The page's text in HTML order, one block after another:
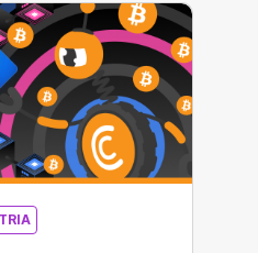
e atingiu 7,9%.